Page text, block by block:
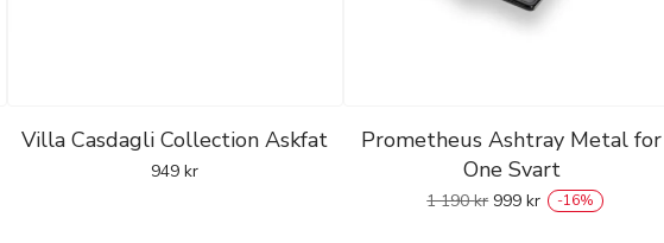
Villa Casdagli Collection Askfat
949kr
Prometheus Ashtray Metal for
One Svart
1 190kr 999kr -16%